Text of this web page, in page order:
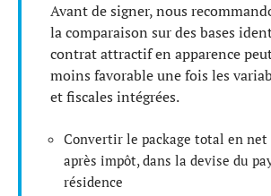
Avant de signer, nous
la comparaison sur des bases
contrat attractif en apparence
moins favorable une fois les
et fiscales intégrées.
Convertir le package total en net
après impôt, dans la devise du
résidence